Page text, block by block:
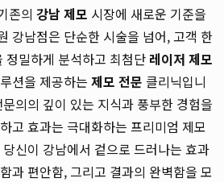
존의 강남 제모 시장에 새로운 기준을
강남점은 단순한 시술을 넘어, 고객 한
정밀하게 분석하고 최첨단 레이저 제모
션을 제공하는 제모 전문 클리닉입니
의의 깊이 있는 지식과 풍부한 경험을
고 효과는 극대화하는 프리미엄 제모
신이 강남에서 겉으로 드러나는 효과
과 편안함, 그리고 결과의 완벽함을 모